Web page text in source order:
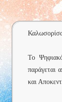
Το
παράγεται
και